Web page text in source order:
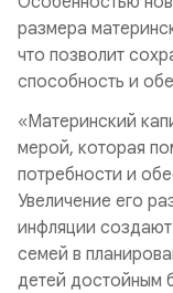
размера
что позволит
способность и
«Материнский
мерой, которая
потребности и
Увеличение его
инфляции
семей в
детей достойным